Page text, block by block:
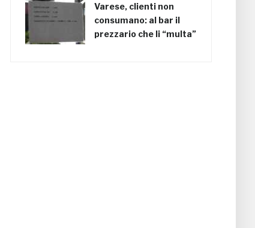
Varese, clienti non
consumano: al bar il
prezzario che li “multa”